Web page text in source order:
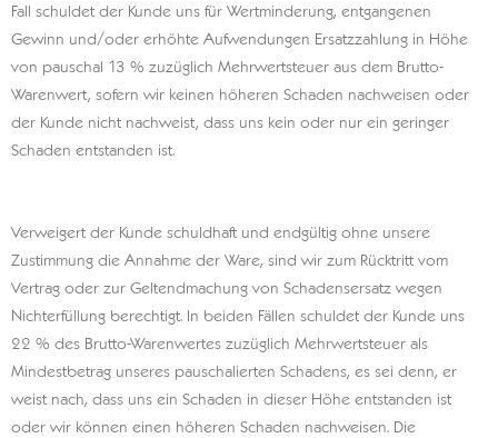
Fall schuldet der Kunde uns für Wertminderung, entgangenen
Gewinn und/oder erhöhte Aufwendungen Ersatzzahlung in Höhe
von pauschal 13 % zuzüglich Mehrwertsteuer aus dem Brutto-
Warenwert, sofern wir keinen höheren Schaden nachweisen oder
der Kunde nicht nachweist, dass uns kein oder nur ein geringer
Schaden entstanden ist.
Verweigert der Kunde schuldhaft und endgültig ohne unsere
Zustimmung die Annahme der Ware, sind wir zum Rücktritt vom
Vertrag oder zur Geltendmachung von Schadensersatz wegen
Nichterfüllung berechtigt. In beiden Fällen schuldet der Kunde uns
22 % des Brutto-Warenwertes zuzüglich Mehrwertsteuer als
Mindestbetrag unseres pauschalierten Schadens, es sei denn, er
weist nach, dass uns ein Schaden in dieser Höhe entstanden ist
oder wir können einen höheren Schaden nachweisen. Die